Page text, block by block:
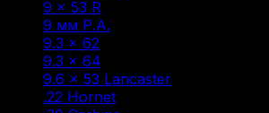
9 × 53 R
9 мм Р.А.
9.3 × 62
9.3 × 64
9.6 × 53 Lancaster
.22 Hornet